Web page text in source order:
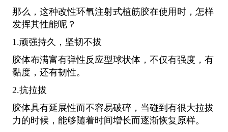
那么，这种改性环氧注射式植筋胶在使用时，怎样
发挥其性能呢？
1.顽强持久，坚韧不拔
胶体布满富有弹性反应型球状体，不仅有强度，有
黏度，还有韧性。
2.抗拉拔
胶体具有延展性而不容易破碎，当碰到有很大拉拔
力的时候，能够随着时间增长而逐渐恢复原样。